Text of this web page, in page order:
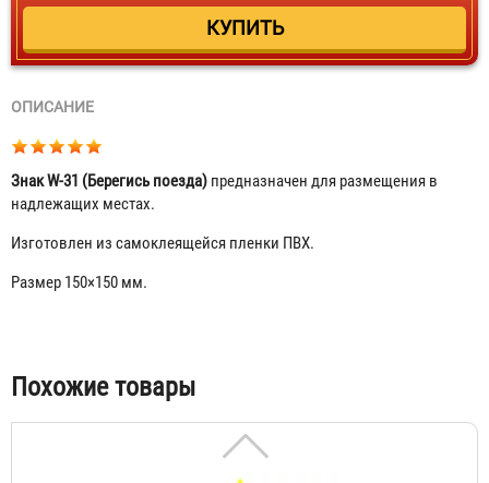
ОПИСАНИЕ
Знак W-31 (Берегись поезда) предназначен для размещения в
надлежащих местах.
Изготовлен из самоклеящейся пленки ПВХ.
Размер 150×150 мм.
Табы
Похожие товары
Знак W-01 (Пожароопасно. Легковоспламеняющиеся